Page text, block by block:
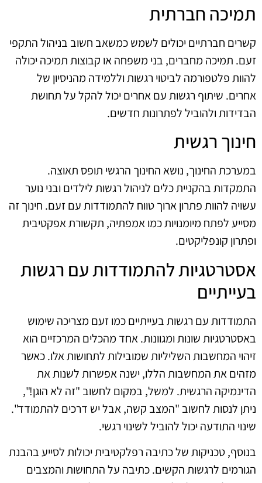
תמיכה חברתית
קשרים חברתיים יכולים לשמש כמשאב חשוב בניהול התקפי
זעם. תמיכה מחברים, בני משפחה או קבוצות תמיכה יכולה
להוות פלטפורמה לביטוי רגשות וללמידה מהניסיון של
אחרים. שיתוף רגשות עם אחרים יכול להקל על תחושת
הבדידות ולהוביל לפתרונות חדשים.
חינוך רגשית
במערכת החינוך, נושא החינוך הרגשי תופס תאוצה.
התמקדות בהקניית כלים לניהול רגשות לילדים ובני נוער
עשויה להוות פתרון ארוך טווח להתמודדות עם זעם. חינוך זה
מסייע לפתח מיומנויות כמו אמפתיה, תקשורת אפקטיבית
ופתרון קונפליקטים.
אסטרטגיות להתמודדות עם רגשות
בעייתיים
התמודדות עם רגשות בעייתיים כמו זעם מצריכה שימוש
באסטרטגיות שונות ומגוונות. אחד מהכלים המרכזיים הוא
זיהוי המחשבות השליליות שמובילות לתחושות אלו. כאשר
מזהים את המחשבות הללו, ישנה אפשרות לשנות את
הדינמיקה הרגשית. למשל, במקום לחשוב "זה לא הוגן!",
ניתן לנסות לחשוב "המצב קשה, אבל יש דרכים להתמודד".
שינוי התודעה יכול להוביל לשינוי רגשי.
בנוסף, טכניקות של כתיבה רפלקטיבית יכולות לסייע בהבנת
הגורמים לרגשות הקשים. כתיבה על התחושות והמצבים